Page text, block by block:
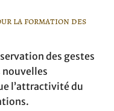
la formation des
des gestes
l’attractivité du